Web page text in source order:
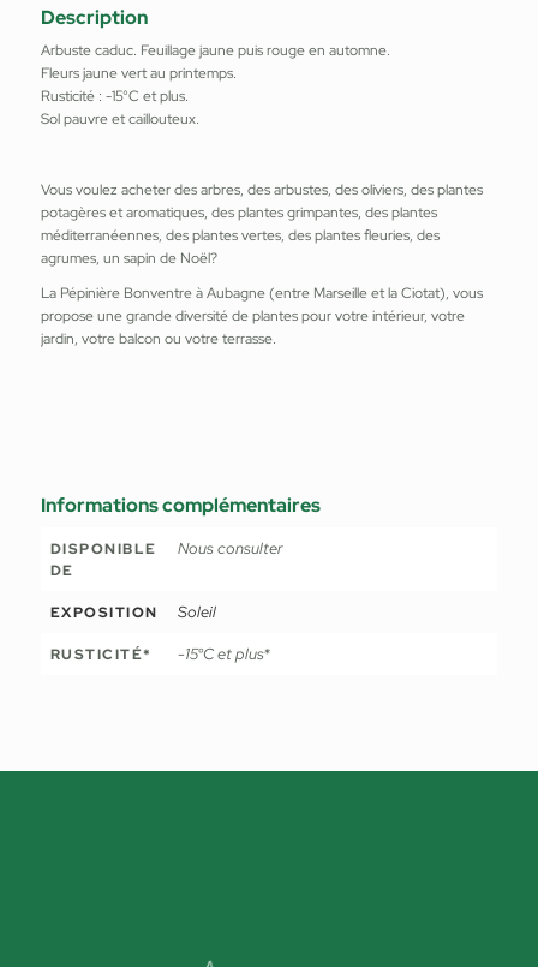
Description
Arbuste caduc. Feuillage jaune puis rouge en automne.
Fleurs jaune vert au printemps.
Rusticité : -15°C et plus.
Sol pauvre et caillouteux.
Vous voulez acheter des arbres, des arbustes, des oliviers, des plantes
potagères et aromatiques, des plantes grimpantes, des plantes
méditerranéennes, des plantes vertes, des plantes fleuries, des
agrumes, un sapin de Noël?
La Pépinière Bonventre à Aubagne (entre Marseille et la Ciotat), vous
propose une grande diversité de plantes pour votre intérieur, votre
jardin, votre balcon ou votre terrasse.
Informations complémentaires
DISPONIBLE
DE
Nous consulter
EXPOSITION Soleil
RUSTICITÉ* -15°C et plus*